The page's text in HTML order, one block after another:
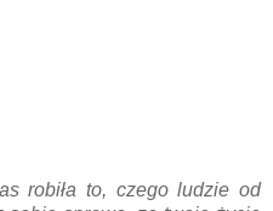
robiła to, czego ludzie od